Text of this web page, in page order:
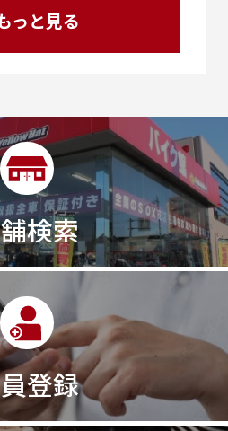
ャー250ｃｃツアラー
日まで2本2気筒
ボイラー技士2輪
Anniversary
万以下30周年
313cc320台限定
390390ADVENTURE
ンチャー
ン
ン3点パニア
400400X ABS400cc
400アメリカン
400ｃｃモタード
っと見る
検索
登録